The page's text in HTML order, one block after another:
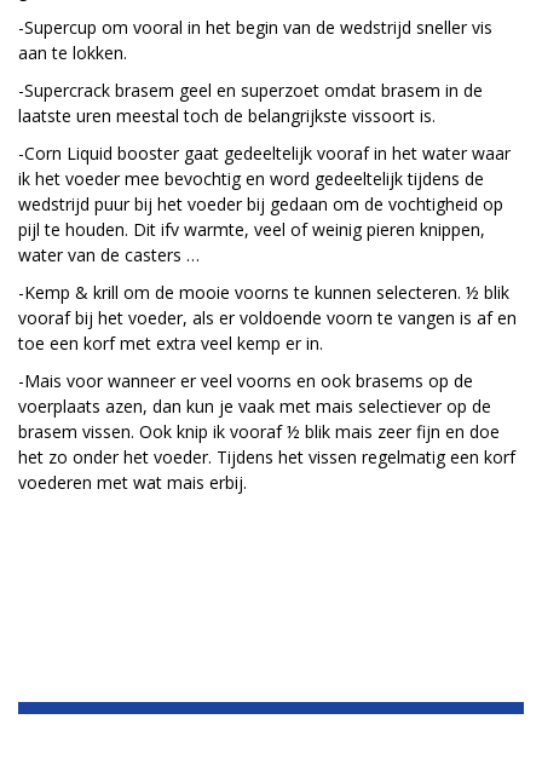
-Supercup om vooral in het begin van de wedstrijd sneller vis
aan te lokken.
-Supercrack brasem geel en superzoet omdat brasem in de
laatste uren meestal toch de belangrijkste vissoort is.
-Corn Liquid booster gaat gedeeltelijk vooraf in het water waar
ik het voeder mee bevochtig en word gedeeltelijk tijdens de
wedstrijd puur bij het voeder bij gedaan om de vochtigheid op
pijl te houden. Dit ifv warmte, veel of weinig pieren knippen,
water van de casters …
-Kemp & krill om de mooie voorns te kunnen selecteren. ½ blik
vooraf bij het voeder, als er voldoende voorn te vangen is af en
toe een korf met extra veel kemp er in.
-Mais voor wanneer er veel voorns en ook brasems op de
voerplaats azen, dan kun je vaak met mais selectiever op de
brasem vissen. Ook knip ik vooraf ½ blik mais zeer fijn en doe
het zo onder het voeder. Tijdens het vissen regelmatig een korf
voederen met wat mais erbij.